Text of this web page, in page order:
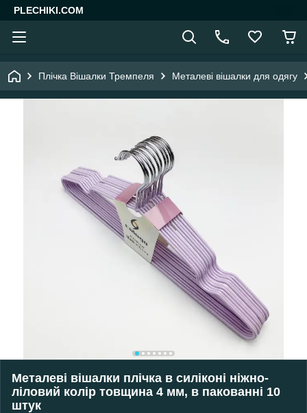
PLECHIKI.COM
Плічка Вішалки Тремпеля Металеві вішалки для одягу
Металеві вішалки плічка в силіконі ніжно-
ліловий колір товщина 4 мм, в пакованні 10
штук